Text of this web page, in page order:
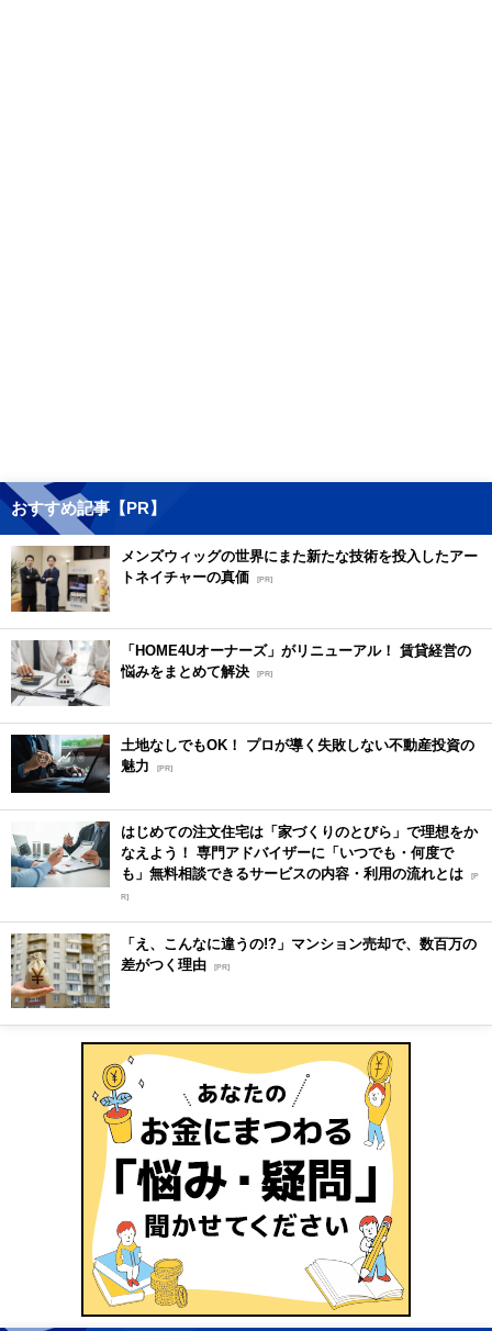
おすすめ記事【PR】
メンズウィッグの世界にまた新たな技術を投入したアー
トネイチャーの真価
[PR]
「HOME4Uオーナーズ」がリニューアル！ 賃貸経営の
悩みをまとめて解決 [PR]
土地なしでもOK！ プロが導く失敗しない不動産投資の
魅力
[PR]
はじめての注文住宅は「家づくりのとびら」で理想をか
なえよう！ 専門アドバイザーに「いつでも・何度で
も」無料相談できるサービスの内容・利用の流れとは [P
R]
「え、こんなに違うの!?」マンション売却で、数百万の
差がつく理由 [PR]